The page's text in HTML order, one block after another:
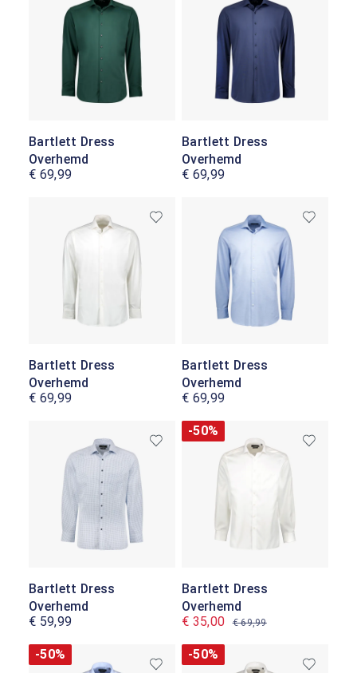
Bartlett Dress
Overhemd
€ 69,99
Bartlett Dress
Overhemd
€ 69,99
Bartlett Dress
Overhemd
€ 69,99
Bartlett Dress
Overhemd
€ 69,99
Bartlett Dress
Overhemd
€ 59,99
-50%
Bartlett Dress
Overhemd
€ 35,00
€ 69,99
-50% -50%